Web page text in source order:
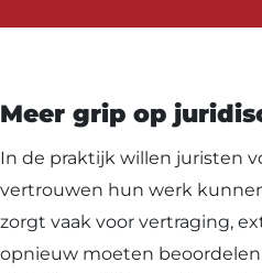
Meer grip op
In de praktijk willen juristen
vertrouwen hun werk
zorgt vaak voor vertraging,
opnieuw moeten